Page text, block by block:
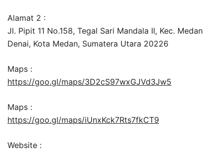
Alamat 2 :
Jl. Pipit 11 No.158, Tegal Sari Mandala II, Kec. Medan
Denai, Kota Medan, Sumatera Utara 20226
Maps :
https://goo.gl/maps/3D2cS97wxGJVd3Jw5
Maps :
https://goo.gl/maps/iUnxKck7Rts7fkCT9
Website :